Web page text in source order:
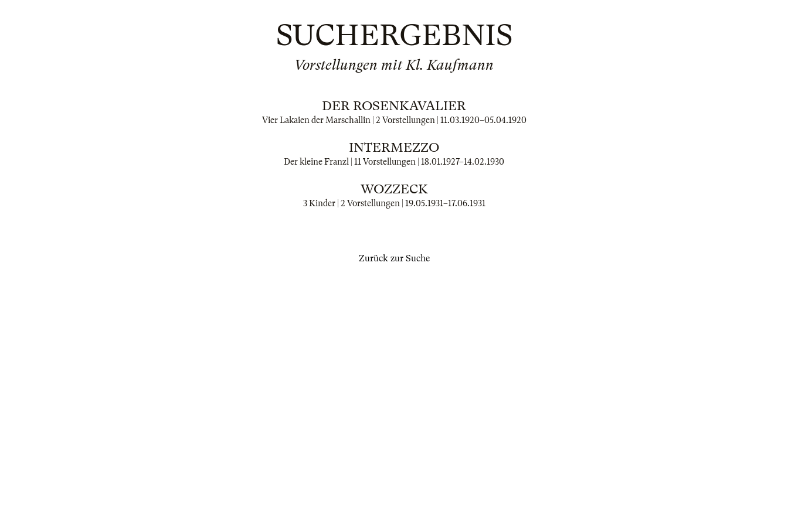
SUCHERGEBNIS
Vorstellungen mit Kl. Kaufmann
DER ROSENKAVALIER
Vier Lakaien der Marschallin | 2 Vorstellungen | 11.03.1920–05.04.1920
INTERMEZZO
Der kleine Franzl | 11 Vorstellungen | 18.01.1927–14.02.1930
WOZZECK
3 Kinder | 2 Vorstellungen | 19.05.1931–17.06.1931
Zurück zur Suche